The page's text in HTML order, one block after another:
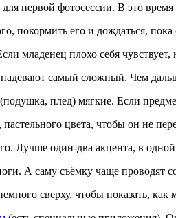
первой фотосессии. В это
покормить его и дождаться,
младенец плохо себя чувствует,
самый сложный. Чем
плед) мягкие. Если
цвета, чтобы он не
Лучше один-два акцента, в
А саму съёмку чаще проводят
сверху, чтобы показать,